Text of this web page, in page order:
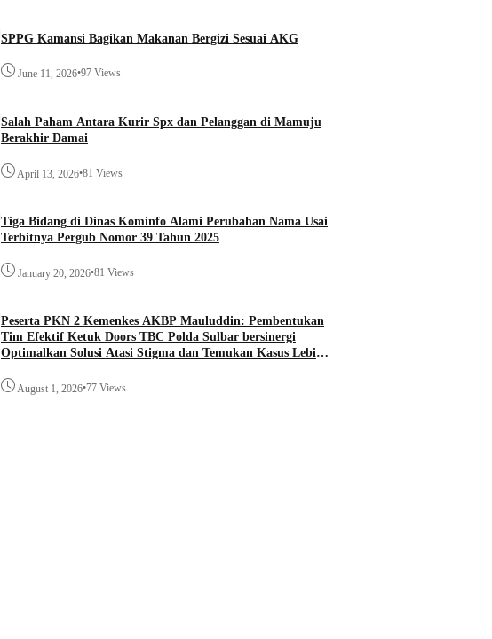
SPPG Kamansi Bagikan Makanan Bergizi Sesuai AKG
June 11, 2026•97 Views
Salah Paham Antara Kurir Spx dan Pelanggan di Mamuju
Berakhir Damai
April 13, 2026•81 Views
Tiga Bidang di Dinas Kominfo Alami Perubahan Nama Usai
Terbitnya Pergub Nomor 39 Tahun 2025
January 20, 2026•81 Views
Peserta PKN 2 Kemenkes AKBP Mauluddin: Pembentukan
Tim Efektif Ketuk Doors TBC Polda Sulbar bersinergi
Optimalkan Solusi Atasi Stigma dan Temukan Kasus Lebih
August 1, 2026•77 Views